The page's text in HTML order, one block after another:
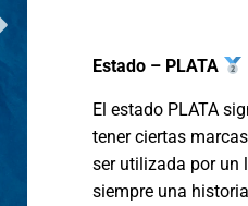
Estado – PLATA
El estado PLATA
tener ciertas
ser utilizada por un
siempre una